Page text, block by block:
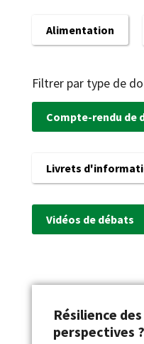
Alimentation
Filtrer par type de
Compte-rendu de
Livrets
Vidéos de débats
Résilience
perspectives ?